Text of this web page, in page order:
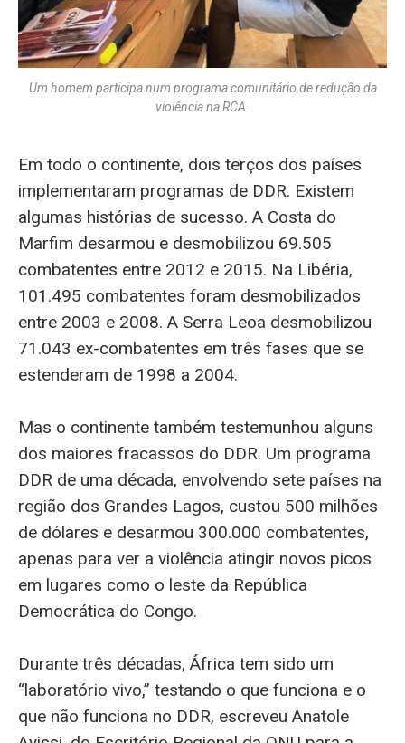
Um homem participa num programa comunitário de redução da
violência na RCA.
Em todo o continente, dois terços dos países
implementaram programas de DDR. Existem
algumas histórias de sucesso. A Costa do
Marfim desarmou e desmobilizou 69.505
combatentes entre 2012 e 2015. Na Libéria,
101.495 combatentes foram desmobilizados
entre 2003 e 2008. A Serra Leoa desmobilizou
71.043 ex-combatentes em três fases que se
estenderam de 1998 a 2004.
Mas o continente também testemunhou alguns
dos maiores fracassos do DDR. Um programa
DDR de uma década, envolvendo sete países na
região dos Grandes Lagos, custou 500 milhões
de dólares e desarmou 300.000 combatentes,
apenas para ver a violência atingir novos picos
em lugares como o leste da República
Democrática do Congo.
Durante três décadas, África tem sido um
“laboratório vivo,” testando o que funciona e o
que não funciona no DDR, escreveu Anatole